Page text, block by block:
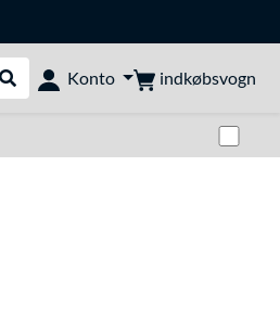
Udfør søgning
Konto indkøbsvogn